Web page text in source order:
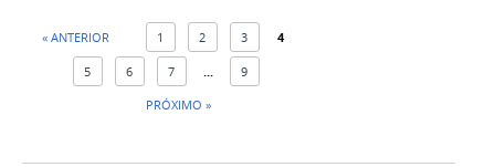
« ANTERIOR 1 2 3 4
5 6 7 ...
9
PRÓXIMO »